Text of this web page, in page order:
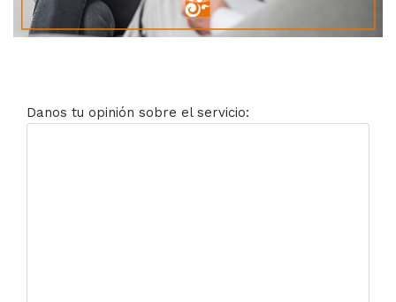
Danos tu opinión sobre el servicio: